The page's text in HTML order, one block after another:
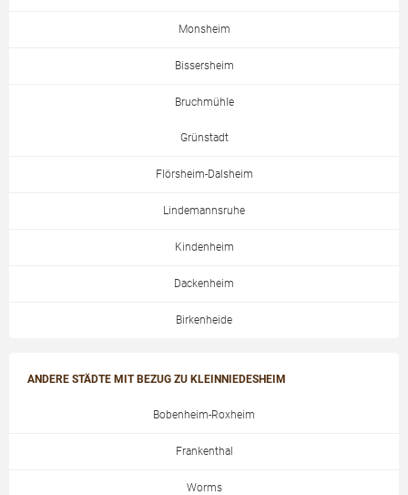
Monsheim
Bissersheim
Bruchmühle
Grünstadt
Flörsheim-Dalsheim
Lindemannsruhe
Kindenheim
Dackenheim
Birkenheide
ANDERE STÄDTE MIT BEZUG ZU KLEINNIEDESHEIM
Bobenheim-Roxheim
Frankenthal
Worms